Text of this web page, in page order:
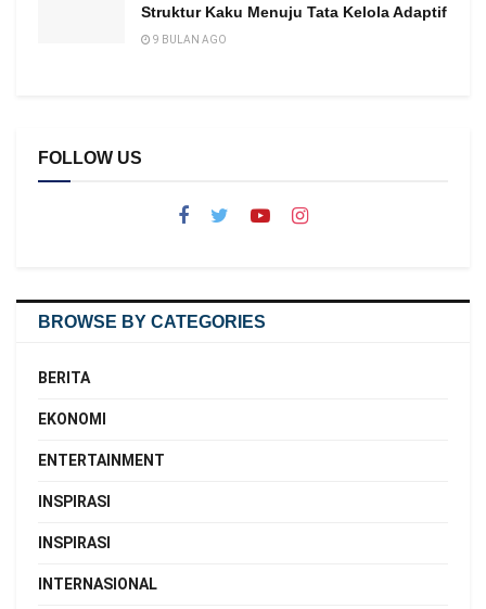
Struktur Kaku Menuju Tata Kelola Adaptif
9 BULAN AGO
FOLLOW US
BROWSE BY CATEGORIES
BERITA
EKONOMI
ENTERTAINMENT
INSPIRASI
INSPIRASI
INTERNASIONAL